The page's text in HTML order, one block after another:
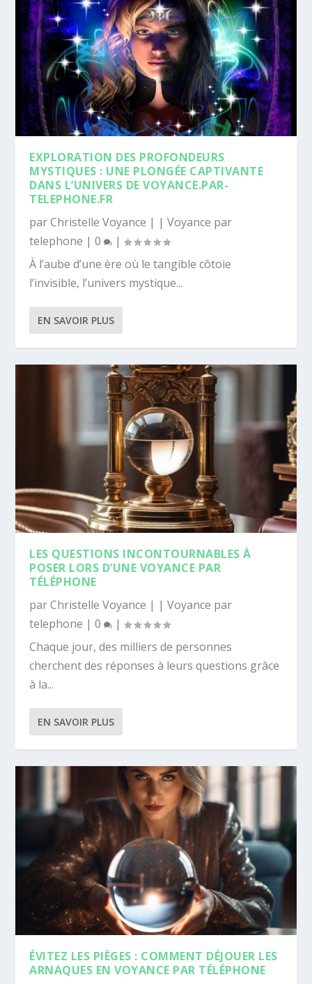
EXPLORATION DES PROFONDEURS
MYSTIQUES : UNE PLONGÉE CAPTIVANTE
DANS L’UNIVERS DE VOYANCE.PAR-
TELEPHONE.FR
parChristelle Voyance | |Voyance par
telephone |0
|
À l’aube d’une ère où le tangible côtoie
l’invisible, l’univers mystique...
EN SAVOIR PLUS
LES QUESTIONS INCONTOURNABLES À
POSER LORS D’UNE VOYANCE PAR
TÉLÉPHONE
parChristelle Voyance | |Voyance par
telephone |0
|
Chaque jour, des milliers de personnes
cherchent des réponses à leurs questions grâce
à la...
EN SAVOIR PLUS
ÉVITEZ LES PIÈGES : COMMENT DÉJOUER LES
ARNAQUES EN VOYANCE PAR TÉLÉPHONE